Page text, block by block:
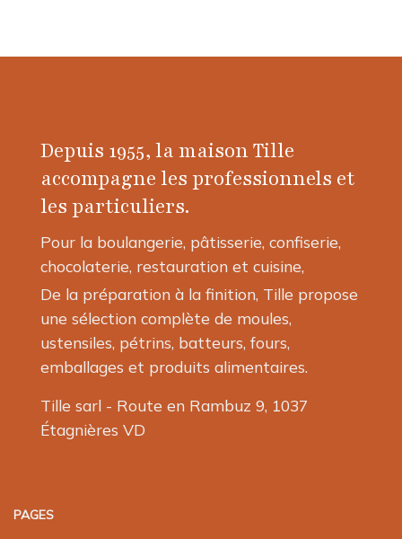
Depuis 1955, la maison Tille
accompagne les professionnels et
les particuliers.
Pour la boulangerie, pâtisserie, confiserie,
chocolaterie, restauration et cuisine,
De la préparation à la finition, Tille propose
une sélection complète de moules,
ustensiles, pétrins, batteurs, fours,
emballages et produits alimentaires.
Tille sarl - Route en Rambuz 9, 1037
Étagnières VD
PAGES